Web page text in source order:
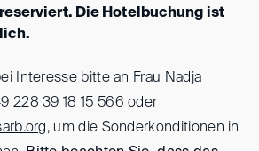
Die Hotelbuchung ist
Interesse bitte an Frau Nadja
228 39 18 15 566 oder
, um die Sonderkonditionen in